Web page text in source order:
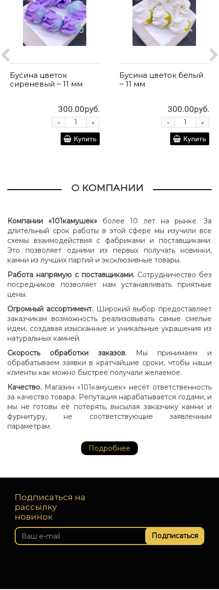
Бусина цветок
сиреневый ~ 11 мм
300.00руб.
+
-
Купить
Бусина цветок белый
~ 11 мм
300.00руб.
+
-
Купить
О КОМПАНИИ
Компании «101камушек» более 10 лет на рынке. За
длительный срок работы в этой сфере мы изучили все
схемы взаимодействия с фабриками и поставщиками.
Это позволяет одними из первых получать новинки,
камни из лучших партий и эксклюзивные товары.
Работа напрямую с поставщиками. Сотрудничество без
посредников позволяет нам устанавливать приятные
цены.
Огромный ассортимент.Широкий выбор предоставляет
заказчикам возможность реализовывать самые смелые
идеи, создавая изысканные и уникальные украшения из
натуральных камней.
Скорость обработки заказов. Мы принимаем и
обрабатываем заявки в кратчайшие сроки, чтобы наши
клиенты как можно быстрее получали желаемое.
Качество. Магазин «101камушек» несёт ответственность
за качество товара. Репутация нарабатывается годами, и
мы не готовы её потерять, высылая заказчику камни и
фурнитуру, не соответствующие заявленным
параметрам.
Подробнее
Подписаться на
рассылку
новинок
Подписаться